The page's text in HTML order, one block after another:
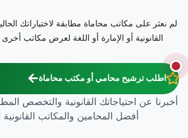
لم نعثر على مكاتب محاماة مطابقة لاختياراتك
القانونية أو الإمارة أو اللغة لعرض مكاتب
اطلب ترشيح محامي أو مكتب محاماة
أخبرنا عن احتياجاتك القانونية والتخصص
أفضل المحامين والمكاتب القانونية